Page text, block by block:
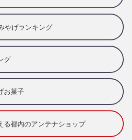
やげランキング
グ
お菓子
る都内のアンテナショップ